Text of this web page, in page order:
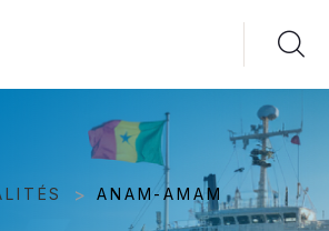
> ANAM-AMAM